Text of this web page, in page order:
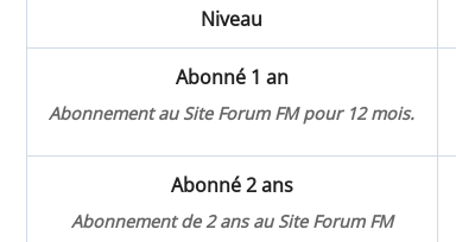
Niveau
Abonné 1 an
Abonnement au Site Forum FM pour 12 mois.
Abonné 2 ans
Abonnement de 2 ans au Site Forum FM